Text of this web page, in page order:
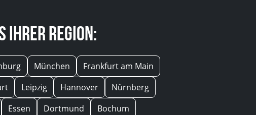
Ihrer Region:
München
Frankfurt am Main
Leipzig Hannover
Nürnberg
Essen Dortmund
Bochum